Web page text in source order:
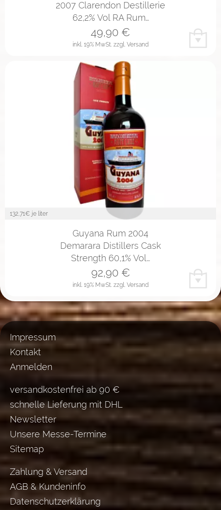
2007 Clarendon Destillerie
62,2% Vol RA Rum…
inkl. 19% MwSt. zzgl. Versand
49,90 €
132,71€ je liter
Guyana Rum 2004
Demarara Distillers Cask
Strength 60,1% Vol…
inkl. 19% MwSt. zzgl. Versand
92,90€
Impressum
Kontakt
Anmelden
versandkostenfrei ab 90 €
schnelle Lieferung mit DHL
Newsletter
Unsere Messe-Termine
Sitemap
Zahlung & Versand
AGB & Kundeninfo
Datenschutzerklärung